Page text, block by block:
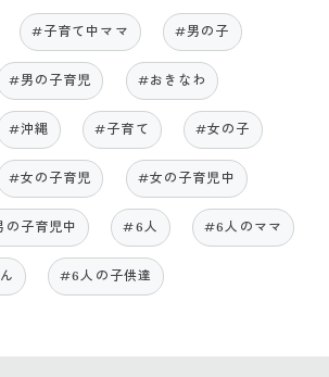
#子育て中ママ #男の子
#男の子育児 #おきなわ
#沖縄 #子育て #女の子
#女の子育児 #女の子育児中
子育児中 #6人 #6人のママ
#6人の子供達